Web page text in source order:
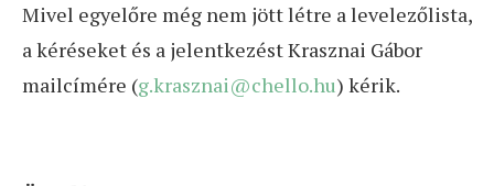
Mivel egyelőre még nem jött létre a levelezőlista,
a kéréseket és a jelentkezést Krasznai Gábor
mailcímére (g.krasznai@chello.hu) kérik.